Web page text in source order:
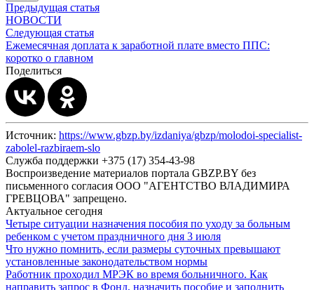
Предыдущая статья
НОВОСТИ
Следующая статья
Ежемесячная доплата к заработной плате вместо ППС:
коротко о главном
Поделиться
Источник: https://www.gbzp.by/izdaniya/gbzp/molodoi-specialist-
zabolel-razbiraem-slo
Служба поддержки +375 (17) 354-43-98
Воспроизведение материалов портала GBZP.BY без
письменного согласия OOO "АГЕНТСТВО ВЛАДИМИРА
ГРЕВЦОВА" запрещено.
Актуальное сегодня
Четыре ситуации назначения пособия по уходу за больным
ребенком с учетом праздничного дня 3 июля
Что нужно помнить, если размеры суточных превышают
установленные законодательством нормы
Работник проходил МРЭК во время больничного. Как
направить запрос в Фонд, назначить пособие и заполнить